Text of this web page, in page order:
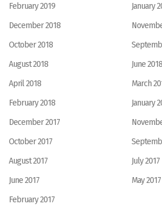
February 2019
January
December 2018
October 2018
August 2018
June 2018
April 2018
March
February 2018
January
December 2017
October 2017
August 2017
July 2017
June 2017
May 2017
February 2017